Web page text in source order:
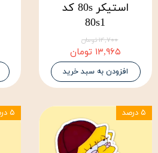
استیکر 80s کد
80s1
۱۴,۷۰۰ تومان
۱۳,۹۶۵ تومان
افزودن به سبد خرید
۵ درصد ۵ درصد